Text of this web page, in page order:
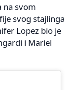
na svom
svog stajlinga
Lopez bio je
i Mariel